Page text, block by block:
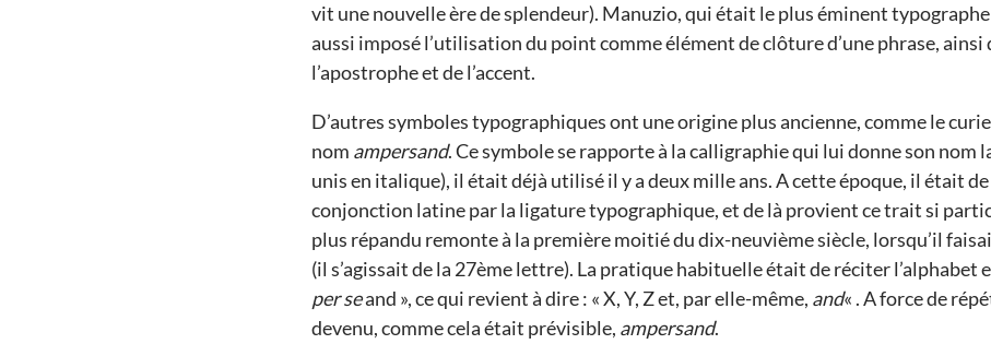
vit une nouvelle ère de splendeur). Manuzio, qui était le plus éminent
aussi imposé l’utilisation du point comme élément de clôture d’une phrase, ainsi
l’apostrophe et de l’accent.
D’autres symboles typographiques ont une origine plus ancienne, comme le
nom ampersand. Ce symbole se rapporte à la calligraphie qui lui donne son nom
unis en italique), il était déjà utilisé il y a deux mille ans. A cette époque, il était
conjonction latine par la ligature typographique, et de là provient ce trait si
plus répandu remonte à la première moitié du dix-neuvième siècle, lorsqu’il
(il s’agissait de la 27ème lettre). La pratique habituelle était de réciter l’alphabet
per seand », ce qui revient à dire : « X, Y, Z et, par elle-même, and« . A force de
devenu, comme cela était prévisible, ampersand.